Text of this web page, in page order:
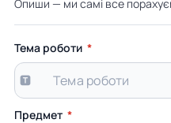
Опиши — ми самі все
Тема роботи
Предмет